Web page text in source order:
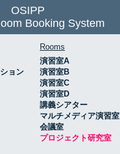
OSIPP
Booking System
ョン
Rooms
演習室A
演習室B
演習室C
演習室D
講義シアター
マルチメディア演習室
会議室
プロジェクト研究室